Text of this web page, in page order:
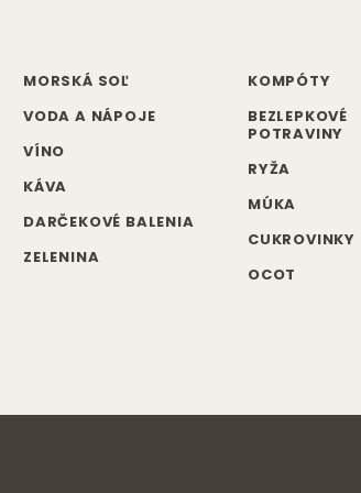
MORSKÁ SOĽ
VODA A NÁPOJE
VÍNO
KÁVA
DARČEKOVÉ BALENIA
ZELENINA
KOMPÓTY
BEZLEPKOVÉ
POTRAVINY
RYŽA
MÚKA
CUKROVINKY
OCOT